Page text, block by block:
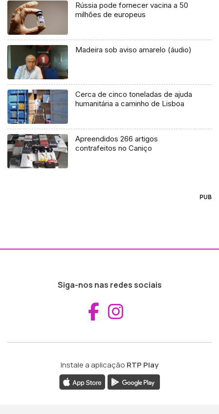
Rússia pode fornecer vacina a 50
milhões de europeus
Madeira sob aviso amarelo (áudio)
Cerca de cinco toneladas de ajuda
humanitária a caminho de Lisboa
Apreendidos 266 artigos
contrafeitos no Caniço
PUB
Siga-nos nas redes sociais
Aceder ao
Instale a aplicação RTP Play